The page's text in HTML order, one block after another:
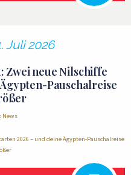
Juli 2026
Zwei neue Nilschiffe
Pauschalreise
News